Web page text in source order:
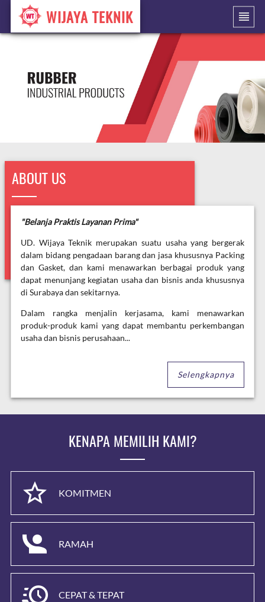
WIJAYA TEKNIK
ABOUT US
"Belanja Praktis Layanan Prima"
UD. Wijaya Teknik merupakan suatu usaha yang bergerak
dalam bidang pengadaan barang dan jasa khususnya Packing
dan Gasket, dan kami menawarkan berbagai produk yang
dapat menunjang kegiatan usaha dan bisnis anda khususnya
di Surabaya dan sekitarnya.
Dalam rangka menjalin kerjasama, kami menawarkan
produk-produk kami yang dapat membantu perkembangan
usaha dan bisnis perusahaan...
Selengkapnya
KENAPA MEMILIH KAMI?
KOMITMEN
RAMAH
CEPAT & TEPAT